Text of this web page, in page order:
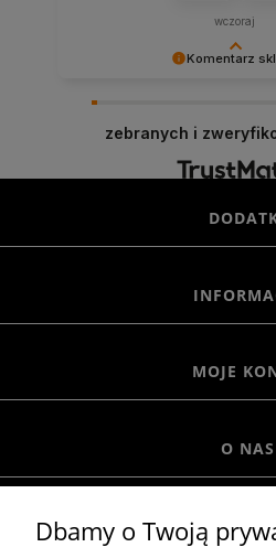
Komentarz
ostatnie nasze spotkanie :)
wczoraj
zebranych i
MOJE
O NAS
Dbamy o Twoją